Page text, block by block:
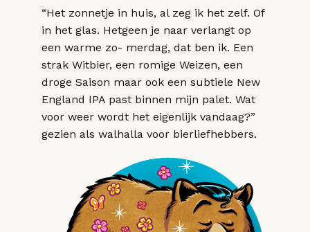
“Het zonnetje in huis, al zeg ik het zelf. Of
in het glas. Hetgeen je naar verlangt op
een warme zo- merdag, dat ben ik. Een
strak Witbier, een romige Weizen, een
droge Saison maar ook een subtiele New
England IPA past binnen mijn palet. Wat
voor weer wordt het eigenlijk vandaag?”
gezien als walhalla voor bierliefhebbers.